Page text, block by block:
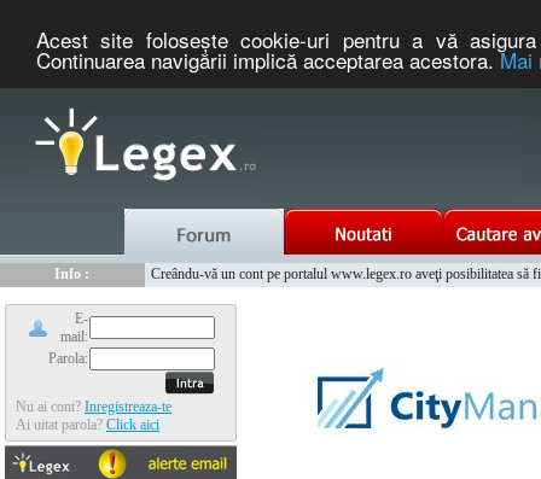
Acest site foloseşte cookie-uri pentru a vă
Continuarea navigării implică acceptarea acestora.Mai
Info :
Creându-vă un cont pe portalul www.legex.ro aveţi posibilitatea să
E-
mail:
Parola:
Nu ai cont? Inregistreaza-te
Ai uitat parola? Click aici